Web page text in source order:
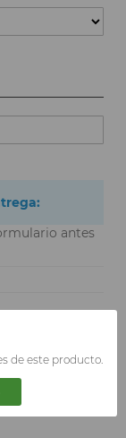
antes
de este producto.